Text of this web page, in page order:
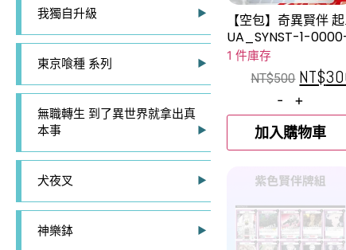
我獨自升級
東京喰種 系列
無職轉生 到了異世界就拿出真
本事
犬夜叉
神樂鉢
【空包】奇異賢伴 起
始牌組
UA_SYNST-1-
1 件庫存
NT$500 NT$
-
+
加入購物車